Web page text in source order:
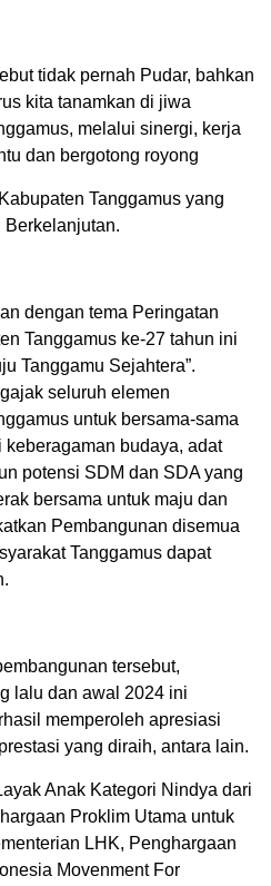
tidak pernah Pudar, bahkan
kita tanamkan di jiwa
melalui sinergi, kerja
dan bergotong royong
Tanggamus yang
Berkelanjutan.
dengan tema Peringatan
Tanggamus ke-27 tahun ini
Tanggamu Sejahtera”.
seluruh elemen
untuk bersama-sama
budaya, adat
potensi SDM dan SDA yang
bersama untuk maju dan
Pembangunan disemua
Tanggamus dapat
tersebut,
lalu dan awal 2024 ini
memperoleh apresiasi
yang diraih, antara lain.
Anak Kategori Nindya dari
Proklim Utama untuk
LHK, Penghargaan
Movenment For